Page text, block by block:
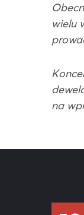
wielu
na